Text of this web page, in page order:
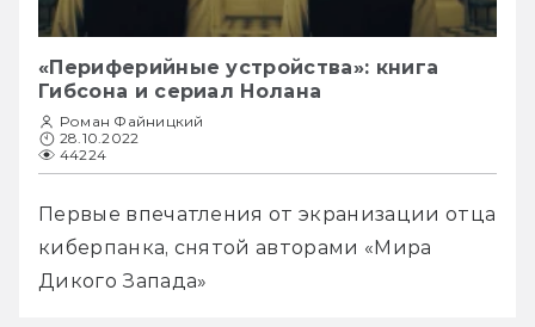
«Периферийные устройства»: книга
Гибсона и сериал Нолана
Роман Файницкий
28.10.2022
44224
Первые впечатления от экранизации отца
киберпанка, снятой авторами «Мира
Дикого Запада»